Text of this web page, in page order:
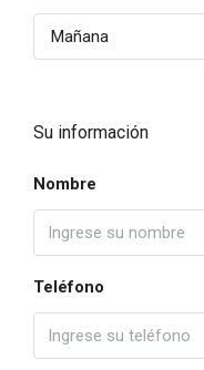
Mañana
Su información
Nombre
Teléfono